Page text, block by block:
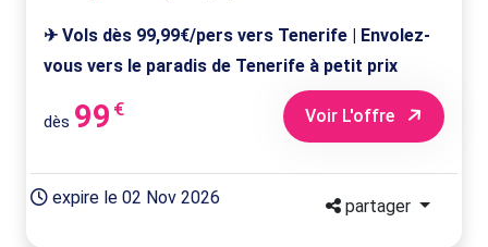
✈ Vols dès 99,99€/pers vers Tenerife | Envolez-
vous vers le paradis de Tenerife à petit prix
dès 99 € Voir L'offre
expire le 02 Nov 2026 partager